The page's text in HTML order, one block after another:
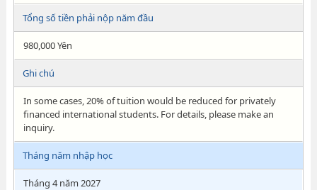
Tổng số tiền phải nộp năm đầu
980,000 Yên
Ghi chú
In some cases, 20% of tuition would be reduced for privately
financed international students. For details, please make an
inquiry.
Tháng năm nhập học
Tháng 4 năm 2027